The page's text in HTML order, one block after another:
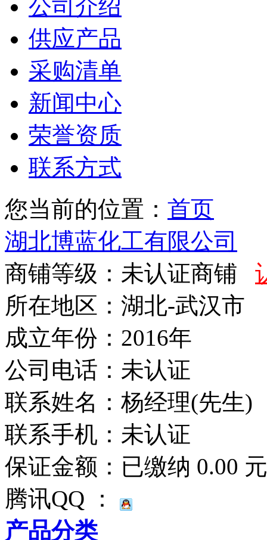
公司介绍
供应产品
采购清单
新闻中心
荣誉资质
联系方式
您当前的位置： 首页
湖北博蓝化工有限公司
商铺等级：未认证商铺
所在地区：湖北-武汉市
成立年份：2016年
公司电话： 未认证
联系姓名：杨经理(先生)
联系手机： 未认证
保证金额： 已缴纳 0.00 元
腾讯QQ ：
产品分类